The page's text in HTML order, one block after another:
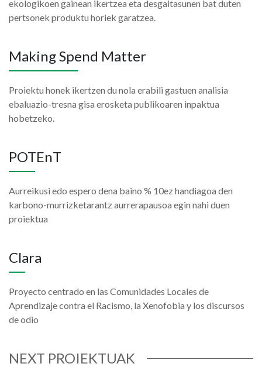
ekologikoen gainean ikertzea eta desgaitasunen bat duten
pertsonek produktu horiek garatzea.
Making Spend Matter
Proiektu honek ikertzen du nola erabili gastuen analisia
ebaluazio-tresna gisa erosketa publikoaren inpaktua
hobetzeko.
POTEnT
Aurreikusi edo espero dena baino % 10ez handiagoa den
karbono-murrizketarantz aurrerapausoa egin nahi duen
proiektua
Clara
Proyecto centrado en las Comunidades Locales de
Aprendizaje contra el Racismo, la Xenofobia y los discursos
de odio
NEXT PROIEKTUAK